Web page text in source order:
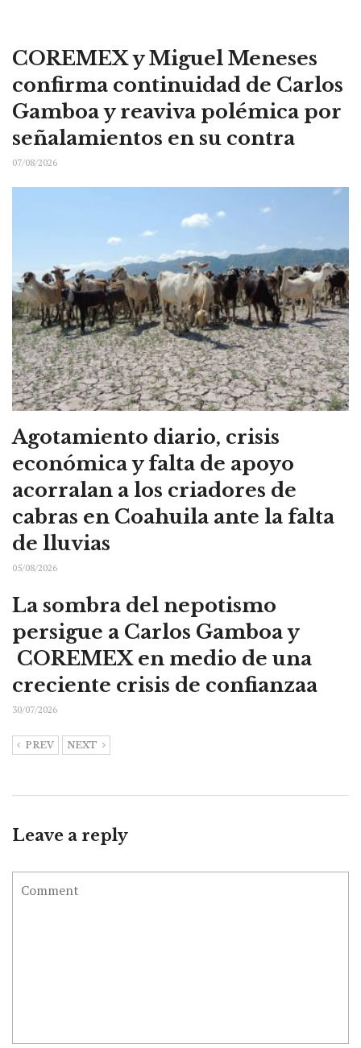
COREMEX y Miguel Meneses
confirma continuidad de Carlos
Gamboa y reaviva polémica por
señalamientos en su contra
07/08/2026
Agotamiento diario, crisis
económica y falta de apoyo
acorralan a los criadores de
cabras en Coahuila ante la falta
de lluvias
05/08/2026
La sombra del nepotismo
persigue a Carlos Gamboa y
COREMEX en medio de una
creciente crisis de confianzaa
30/07/2026
PREV NEXT
Leave a reply